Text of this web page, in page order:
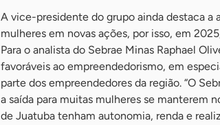
A vice-presidente do grupo ainda destaca a
mulheres em novas ações, por isso, em
Para o analista do Sebrae Minas Raphael
favoráveis ao empreendedorismo, em
parte dos empreendedores da região. “O
a saída para muitas mulheres se manterem
de Juatuba tenham autonomia, renda e